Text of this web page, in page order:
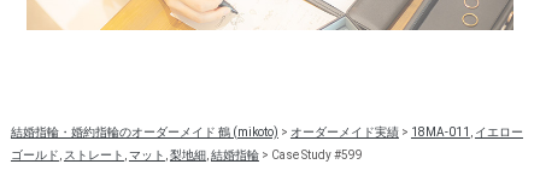
結婚指輪・婚約指輪のオーダーメイド 鶴 (mikoto) > オーダーメイド実績> 18MA-011 , イエロー
ゴールド, ストレート ,マット ,梨地細,結婚指輪> Case Study #599